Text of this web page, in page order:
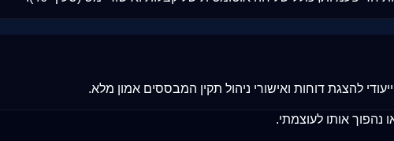
להצגת דוחות ואישורי ניהול תקין המבססים אמון מלא.
אותו לעוצמתי.